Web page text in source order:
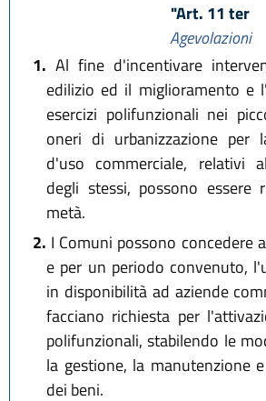
"Art. 11 ter
Agevolazioni
1. Al fine d'incentivare
edilizio ed il miglioramento e
esercizi polifunzionali nei
oneri di urbanizzazione per
d'uso commerciale, relativi
degli stessi, possono
metà.
2. I Comuni possono concedere
e per un periodo convenuto,
in disponibilità ad aziende
facciano richiesta per
polifunzionali, stabilendo le
la gestione, la manutenzione
dei beni.